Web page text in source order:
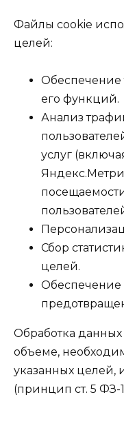
Файлы cookie
целей:
Обеспечение
его функций.
Анализ
услуг
Сбор
целей.
Обеспечение
Обработка данных
объеме,
указанных целей,
(принцип ст. 5 ФЗ-